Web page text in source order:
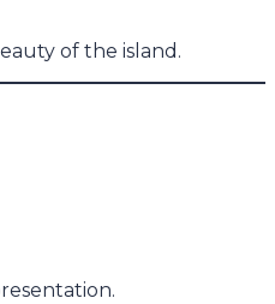
of the island.